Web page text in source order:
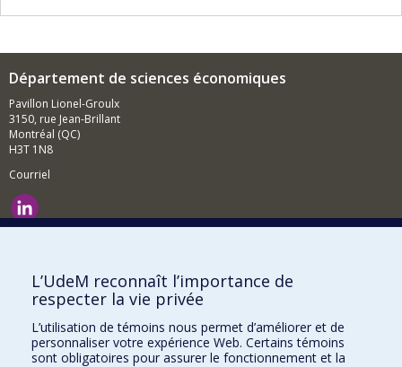
Département de sciences économiques
Pavillon Lionel-Groulx
3150, rue Jean-Brillant
Montréal (QC)
H3T 1N8
Courriel
Comment soutenir le Département?
BESOIN D'AIDE?
Plan du site
Signaler une erreur
L’UdeM reconnaît l’importance de
respecter la vie privée
L’utilisation de témoins nous permet d’améliorer et de
personnaliser votre expérience Web. Certains témoins
sont obligatoires pour assurer le fonctionnement et la